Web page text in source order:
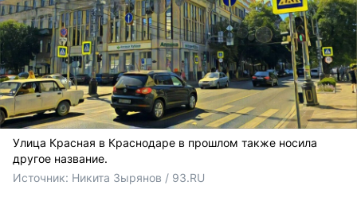
Улица Красная в Краснодаре в прошлом также носила
другое название.
Источник: Никита Зырянов / 93.RU